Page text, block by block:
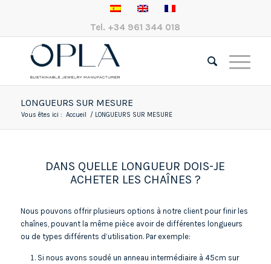
Tel. +34 961 344 018
LONGUEURS SUR MESURE
Vous êtes ici : Accueil / LONGUEURS SUR MESURE
DANS QUELLE LONGUEUR DOIS-JE
ACHETER LES CHAÎNES ?
Nous pouvons offrir plusieurs options à notre client pour finir les
chaînes, pouvant la même pièce avoir de différentes longueurs
ou de types différents d’utilisation. Par exemple:
Si nous avons soudé un anneau intermédiaire à 45cm sur